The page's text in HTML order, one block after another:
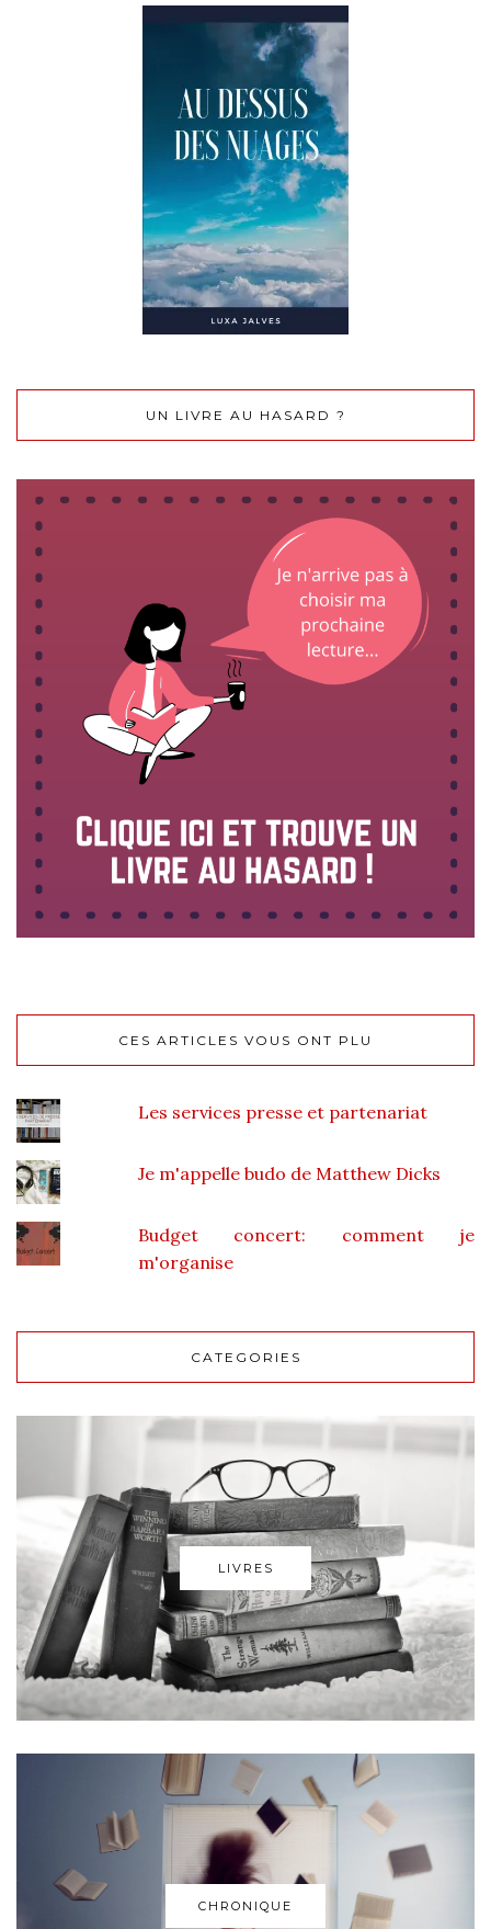
UN LIVRE AU HASARD ?
CES ARTICLES VOUS ONT PLU
Les services presse et partenariat
Je m'appelle budo de Matthew Dicks
Budget concert: comment je
m'organise
CATEGORIES
LIVRES
CHRONIQUE